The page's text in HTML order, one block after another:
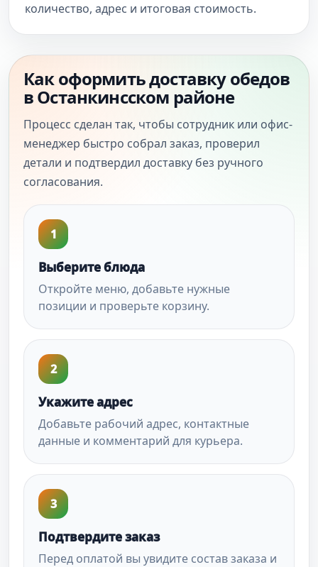
количество, адрес и итоговая стоимость.
Как оформить доставку обедов
в Останкинсском районе
Процесс сделан так, чтобы сотрудник или офис-
менеджер быстро собрал заказ, проверил
детали и подтвердил доставку без ручного
согласования.
1
Выберите блюда
Откройте меню, добавьте нужные
позиции и проверьте корзину.
2
Укажите адрес
Добавьте рабочий адрес, контактные
данные и комментарий для курьера.
3
Подтвердите заказ
Перед оплатой вы увидите состав заказа и